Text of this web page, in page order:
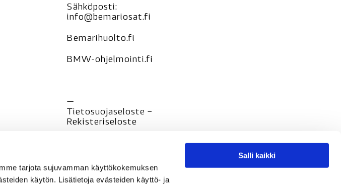
tarjota sujuvamman käyttökokemuksen
käytön. Lisätietoja evästeiden käyttö- ja
Salli kaikki
Sähköposti:
info@bemariosat.fi
Bemarihuolto.fi
BMW-ohjelmointi.fi
—
Tietosuojaseloste –
Rekisteriseloste